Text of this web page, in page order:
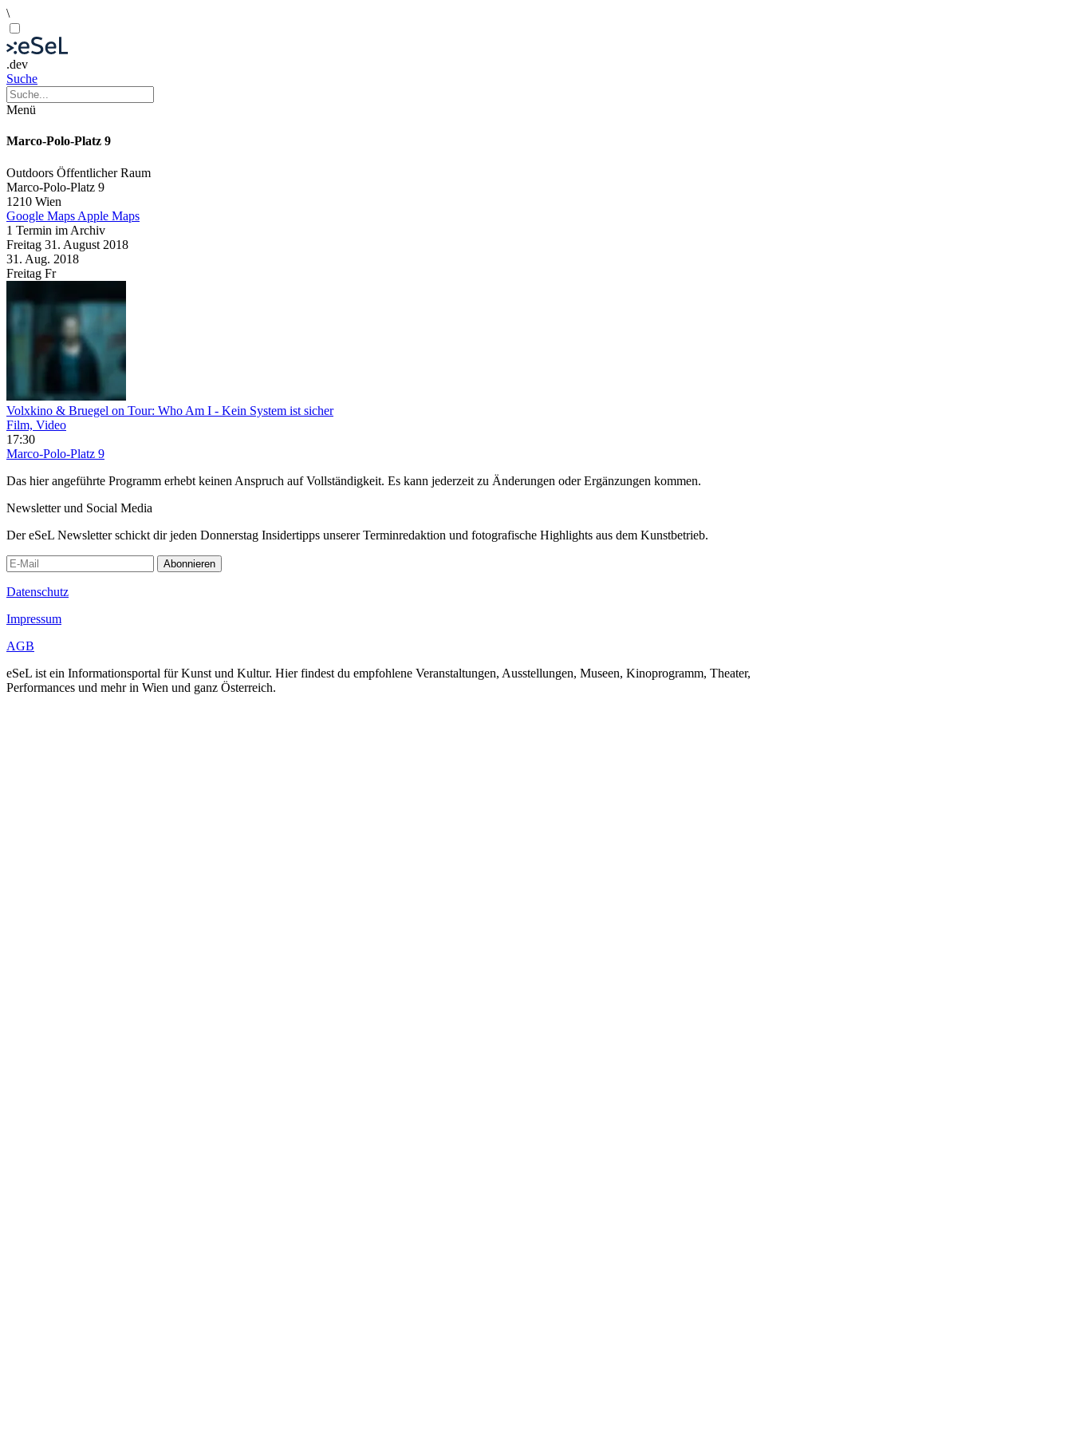
\
.dev
Suche
Menü
Marco-Polo-Platz 9
Outdoors Öffentlicher Raum
Marco-Polo-Platz 9
1210 Wien
Google Maps Apple Maps
1 Termin im Archiv
Freitag 31. August 2018
31. Aug. 2018
Freitag Fr
Volxkino & Bruegel on Tour: Who Am I - Kein System ist sicher
Film, Video
17:30
Marco-Polo-Platz 9
Das hier angeführte Programm erhebt keinen Anspruch auf Vollständigkeit. Es kann jederzeit zu Änderungen oder Ergänzungen kommen.
Newsletter und Social Media
Der eSeL Newsletter schickt dir jeden Donnerstag Insidertipps unserer Terminredaktion und fotografische Highlights aus dem Kunstbetrieb.
Abonnieren
Datenschutz
Impressum
AGB
eSeL ist ein Informationsportal für Kunst und Kultur. Hier findest du empfohlene Veranstaltungen, Ausstellungen, Museen, Kinoprogramm, Theater,
Performances und mehr in Wien und ganz Österreich.